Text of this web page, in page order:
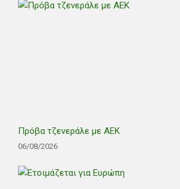
Πρόβα τζενεράλε με ΑΕΚ
06/08/2026